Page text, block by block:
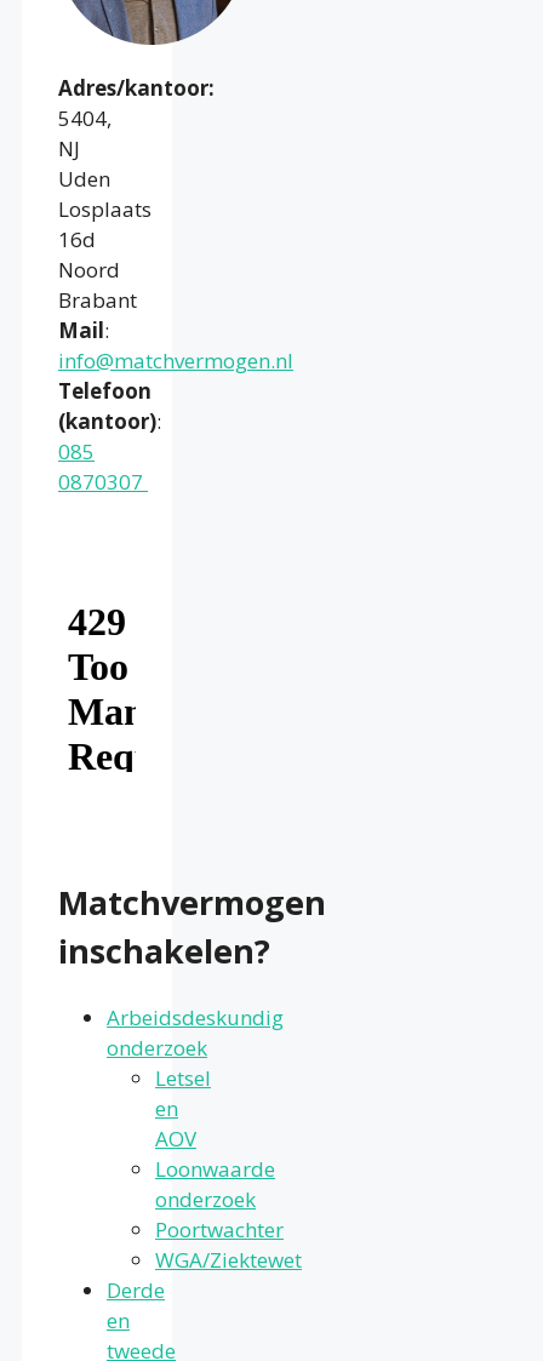
Adres/kantoor:
5404,
NJ
Uden
Losplaats
16d
Noord
Brabant
Mail:
info@matchvermogen.nl
Telefoon
(kantoor):
085
0870307
Matchvermogen
inschakelen?
Arbeidsdeskundig
onderzoek
Letsel
en
AOV
Loonwaarde
onderzoek
Poortwachter
WGA/Ziektewet
Derde
en
tweede